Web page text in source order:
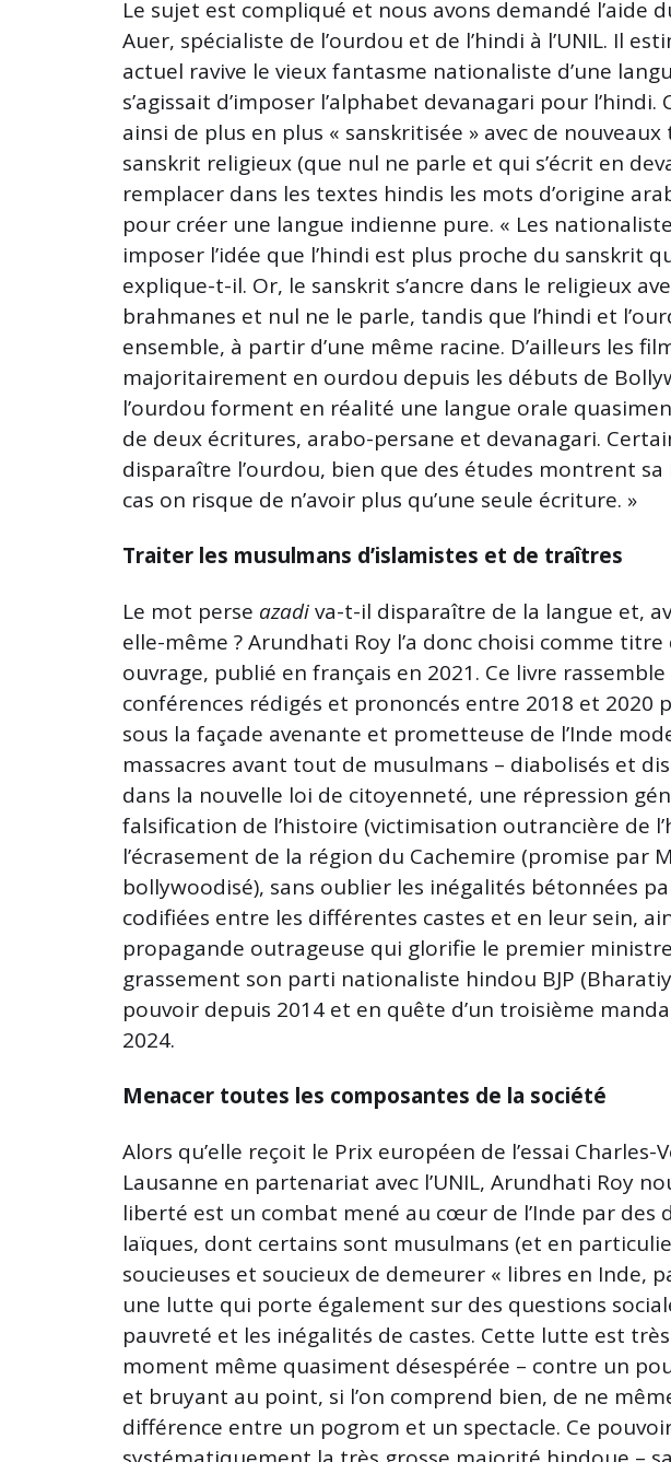
Le sujet est compliqué et nous avons demandé l’aide
Auer, spécialiste de l’ourdou et de l’hindi à l’UNIL. Il
actuel ravive le vieux fantasme nationaliste d’une
s’agissait d’imposer l’alphabet devanagari pour
ainsi de plus en plus « sanskritisée » avec de
sanskrit religieux (que nul ne parle et qui s’écrit en
remplacer dans les textes hindis les mots d’origine
pour créer une langue indienne pure. « Les
imposer l’idée que l’hindi est plus proche du sanskrit
explique-t-il. Or, le sanskrit s’ancre dans le religieux
brahmanes et nul ne le parle, tandis que l’hindi et
ensemble, à partir d’une même racine. D’ailleurs les
majoritairement en ourdou depuis les débuts de
l’ourdou forment en réalité une langue orale
de deux écritures, arabo-persane et devanagari.
disparaître l’ourdou, bien que des études montrent
cas on risque de n’avoir plus qu’une seule écriture. »
Traiter les musulmans d’islamistes et de traîtres
Le mot perse azadiva-t-il disparaître de la langue et,
elle-même ? Arundhati Roy l’a donc choisi comme
ouvrage, publié en français en 2021. Ce livre
conférences rédigés et prononcés entre 2018 et 2020
sous la façade avenante et prometteuse de l’Inde
massacres avant tout de musulmans – diabolisés et
dans la nouvelle loi de citoyenneté, une répression
falsification de l’histoire (victimisation outrancière de
l’écrasement de la région du Cachemire (promise par
bollywoodisé), sans oublier les inégalités bétonnées
codifiées entre les différentes castes et en leur sein,
propagande outrageuse qui glorifie le premier
grassement son parti nationaliste hindou BJP
pouvoir depuis 2014 et en quête d’un troisième
2024.
Menacer toutes les composantes de la société
Alors qu’elle reçoit le Prix européen de l’essai Charles-
Lausanne en partenariat avec l’UNIL, Arundhati Roy
liberté est un combat mené au cœur de l’Inde par des
laïques, dont certains sont musulmans (et en
soucieuses et soucieux de demeurer « libres en Inde,
une lutte qui porte également sur des questions
pauvreté et les inégalités de castes. Cette lutte est
moment même quasiment désespérée – contre un
et bruyant au point, si l’on comprend bien, de ne
différence entre un pogrom et un spectacle. Ce